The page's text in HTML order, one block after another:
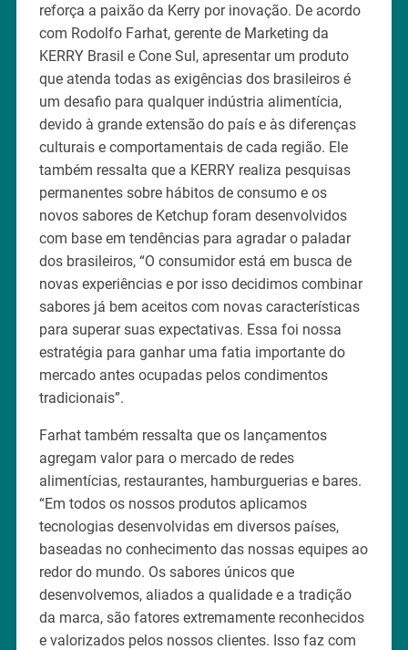
reforça a paixão da Kerry por inovação. De acordo
com Rodolfo Farhat, gerente de Marketing da
KERRY Brasil e Cone Sul, apresentar um produto
que atenda todas as exigências dos brasileiros é
um desafio para qualquer indústria alimentícia,
devido à grande extensão do país e às diferenças
culturais e comportamentais de cada região. Ele
também ressalta que a KERRY realiza pesquisas
permanentes sobre hábitos de consumo e os
novos sabores de Ketchup foram desenvolvidos
com base em tendências para agradar o paladar
dos brasileiros, “O consumidor está em busca de
novas experiências e por isso decidimos combinar
sabores já bem aceitos com novas características
para superar suas expectativas. Essa foi nossa
estratégia para ganhar uma fatia importante do
mercado antes ocupadas pelos condimentos
tradicionais”.
Farhat também ressalta que os lançamentos
agregam valor para o mercado de redes
alimentícias, restaurantes, hamburguerias e bares.
“Em todos os nossos produtos aplicamos
tecnologias desenvolvidas em diversos países,
baseadas no conhecimento das nossas equipes ao
redor do mundo. Os sabores únicos que
desenvolvemos, aliados a qualidade e a tradição
da marca, são fatores extremamente reconhecidos
e valorizados pelos nossos clientes. Isso faz com